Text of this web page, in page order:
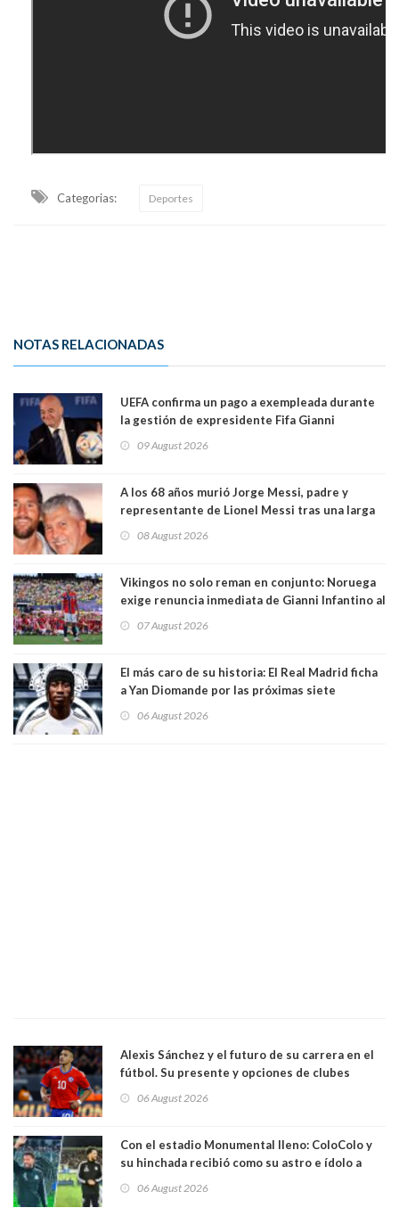
Categorias: Deportes
NOTAS RELACIONADAS
UEFA confirma un pago a exempleada durante
la gestión de expresidente Fifa Gianni
relación sentimental
09 August 2026
A los 68 años murió Jorge Messi, padre y
representante de Lionel Messi tras una larga
08 August 2026
Vikingos no solo reman en conjunto: Noruega
exige renuncia inmediata de Gianni Infantino al
07 August 2026
El más caro de su historia: El Real Madrid ficha
a Yan Diomande por las próximas siete
06 August 2026
Alexis Sánchez y el futuro de su carrera en el
fútbol. Su presente y opciones de clubes
06 August 2026
Con el estadio Monumental lleno: ColoColo y
su hinchada recibió como su astro e ídolo a
06 August 2026